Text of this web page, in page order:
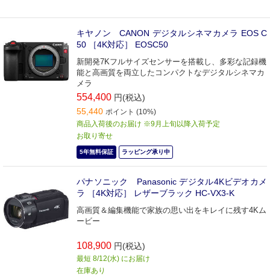
キヤノン CANON デジタルシネマカメラ EOS C
50 ［4K対応］ EOSC50
新開発7Kフルサイズセンサーを搭載し、多彩な記録機
能と高画質を両立したコンパクトなデジタルシネマカ
メラ
554,400 円(税込)
55,440 ポイント (10%)
商品入荷後のお届け ※9月上旬以降入荷予定
お取り寄せ
5年無料保証 ラッピング承り中
パナソニック Panasonic デジタル4Kビデオカメ
ラ ［4K対応］ レザーブラック HC-VX3-K
高画質＆編集機能で家族の思い出をキレイに残す4Kム
ービー
108,900 円(税込)
最短 8/12(水) にお届け
在庫あり